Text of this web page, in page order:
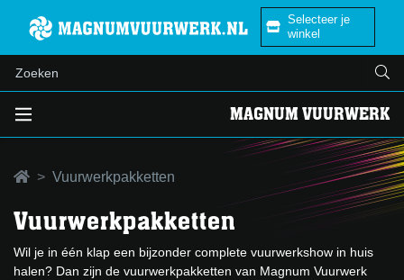
Selecteer je
winkel
MAGNUM VUURWERK
Vuurwerkpakketten
Vuurwerkpakketten
Wil je in één klap een bijzonder complete vuurwerkshow in huis
halen? Dan zijn de vuurwerkpakketten van Magnum Vuurwerk